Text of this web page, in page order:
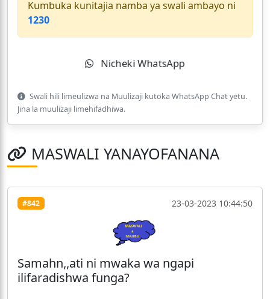
Kumbuka kunitajia namba ya swali ambayo ni
1230
Nicheki WhatsApp
Swali hili limeulizwa na Muulizaji kutoka WhatsApp Chat yetu.
Jina la muulizaji limehifadhiwa.
MASWALI YANAYOFANANA
#842 23-03-2023 10:44:50
Samahn,,ati ni mwaka wa ngapi
ilifaradishwa funga?